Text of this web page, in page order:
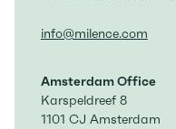
info@milence.com
Amsterdam Office
Karspeldreef 8
1101 CJ Amsterdam